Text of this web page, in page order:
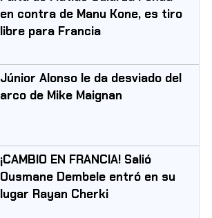
en contra de Manu Kone, es tiro
libre para Francia
Júnior Alonso le da desviado del
arco de Mike Maignan
¡CAMBIO EN FRANCIA! Salió
Ousmane Dembele entró en su
lugar Rayan Cherki